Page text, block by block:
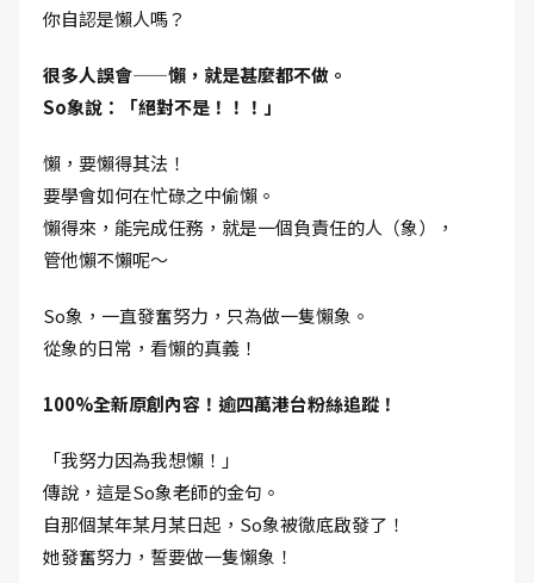
你自認是懶人嗎？
很多人誤會——懶，就是甚麼都不做。
So象說：「絕對不是！！！」
懶，要懶得其法！
要學會如何在忙碌之中偷懶。
懶得來，能完成任務，就是一個負責任的人（象），
管他懶不懶呢～
So象，一直發奮努力，只為做一隻懶象。
從象的日常，看懶的真義！
100%全新原創內容！逾四萬港台粉絲追蹤！
「我努力因為我想懶！」
傳說，這是So象老師的金句。
自那個某年某月某日起，So象被徹底啟發了！
她發奮努力，誓要做一隻懶象！